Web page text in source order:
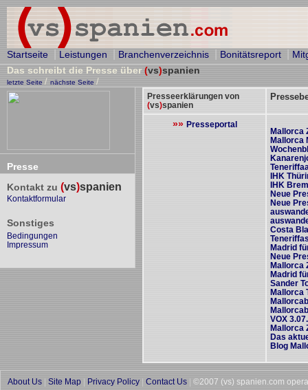
Startseite Leistungen Branchenverzeichnis Bonitätsreport
Das schreibt die Presse über(vs)spanien
letzte Seite / nächste Seite /
Presse
Kontakt zu (vs)spanien
Kontaktformular
Sonstiges
Bedingungen
Impressum
Presseerklärungen von
(vs)spanien
»» Presseportal
Mallorca
Mallorca
IHK
IHK
Neue
Neue
Costa
Madrid
Neue
Mallorca
Madrid
Sander
Mallorca
VOX
Mallorca
Das
Blog
About Us Site Map Privacy Policy Contact Us ©2007 (vs) spanien.com